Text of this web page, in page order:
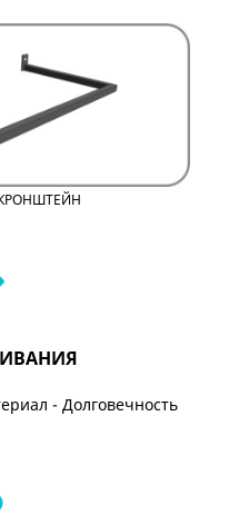
- Долговечность